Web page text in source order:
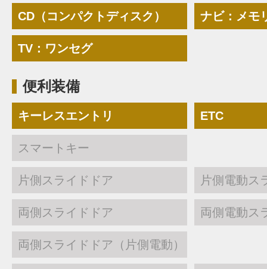
CD（コンパクトディスク） ナビ：メモ
TV：ワンセグ
便利装備
キーレスエントリ ETC
スマートキー
片側スライドドア 片側電動ス
両側スライドドア 両側電動ス
両側スライドドア（片側電動）